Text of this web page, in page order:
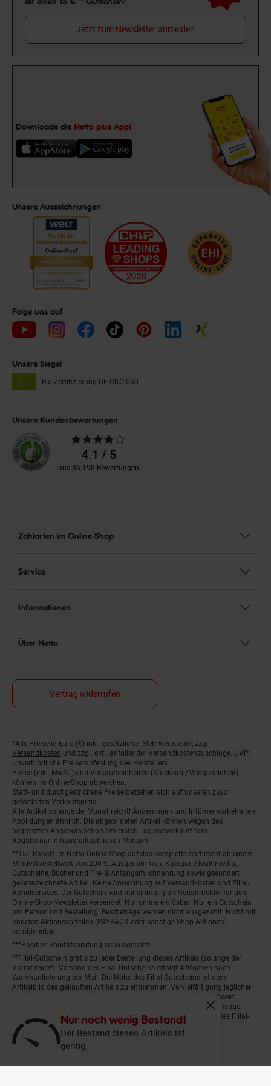
Nur noch wenig Bestand!
Der Bestand dieses Artikels ist
gering.
Fenster
Jetzt zum Newsletter anmelden
Downloade die Netto plus App!
Unsere Auszeichnungen
Folge uns auf
Unsere Siegel
Bio Zertifizierung DE-ÖKO-060
Unsere Kundenbewertungen
Durchschnittliche
Bewertungen4.1 / 5
aus 36.198 Bewertungen
Zahlarten im Online-Shop
Service
Informationen
Über Netto
Vertrag widerrufen
Fußnoten
*Alle Preise in Euro (€) inkl. gesetzlicher Mehrwertsteuer, zzgl.
Versandkosten und zzgl. evtl. anfallender Versandkostenzuschläge. UVP:
Unverbindliche Preisempfehlung des Herstellers.
Preise (inkl. MwSt.) und Verkaufseinheiten (Stückzahl/Mengeneinheit)
können im Online-Shop abweichen.
Statt- und durchgestrichene Preise beziehen sich auf unseren zuvor
geforderten Verkaufspreis.
Alle Artikel solange der Vorrat reicht! Änderungen und Irrtümer vorbehalten.
Abbildungen ähnlich. Die abgebildeten Artikel können wegen des
begrenzten Angebots schon am ersten Tag ausverkauft sein.
Abgabe nur in haushaltsüblichen Mengen!
**15€ Rabatt im Netto Online-Shop auf das komplette Sortiment ab einem
Mindestbestellwert von 200 €. Ausgenommen: Kategorie Multimedia,
Gutscheine, Bücher und Pre- & Anfangsmilchnahrung sowie gesondert
gekennzeichnete Artikel. Keine Anrechnung auf Versandkosten und Filial-
Abholservices. Der Gutschein wird nur einmalig an Neuanmelder für den
Online-Shop-Newsletter versendet. Nur online einlösbar. Nur ein Gutschein
pro Person und Bestellung. Restbeträge werden nicht ausgezahlt. Nicht mit
anderen Aktionsvorteilen (PAYBACK oder sonstige Shop-Aktionen)
kombinierbar.
***Positive Bonitätsprüfung vorausgesetzt
²⁰Filial-Gutschein gratis zu jeder Bestellung dieses Artikels (solange der
Vorrat reicht). Versand des Filial-Gutscheins erfolgt 4 Wochen nach
Warenanlieferung per Mail. Die Höhe des Filial-Gutscheins ist dem
Artikelbild des gekauften Artikels zu entnehmen. Vervielfältigung jeglicher
Art nicht gestattet. Der Filial-Gutschein ist ohne Mindesteinkaufswert
einlösbar. Nicht mit anderen Aktionsvorteilen (PAYBACK oder sonstige
Shop-Aktionen) kombinierbar. Der jeweilige Gültigkeitszeitraum des Filial-
Gutscheins ist darauf vermerkt.